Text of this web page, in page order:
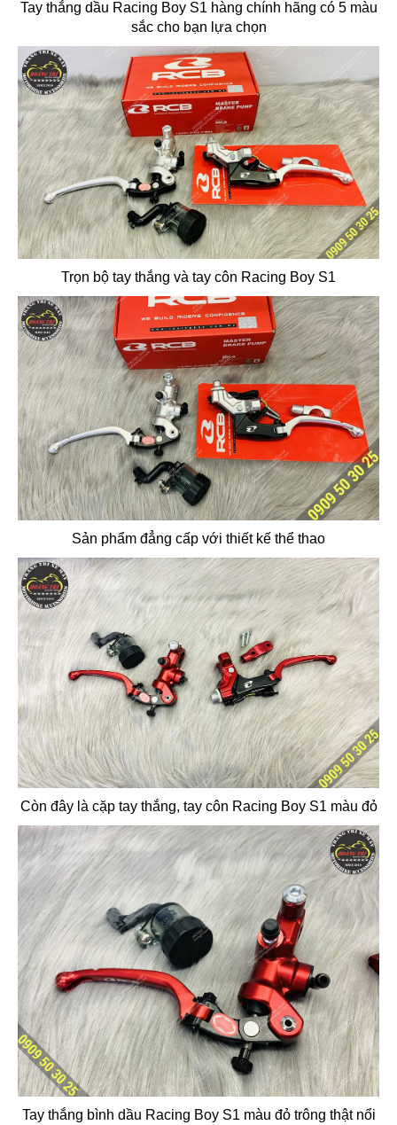
Tay thắng dầu Racing Boy S1 hàng chính hãng có 5 màu
sắc cho bạn lựa chọn
Trọn bộ tay thắng và tay côn Racing Boy S1
Sản phẩm đẳng cấp với thiết kế thể thao
Còn đây là cặp tay thắng, tay côn Racing Boy S1 màu đỏ
Tay thắng bình dầu Racing Boy S1 màu đỏ trông thật nổi